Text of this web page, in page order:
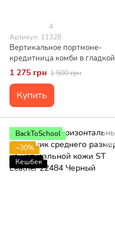
4
Артикул: 11328
Вертикальное портмоне-
кредитница комби в гладкой
коже GRANDE PELLE 11328
Коричневое
1 275 грн 1 500 грн
Купить
BackToSchool
−30%
Кешбек